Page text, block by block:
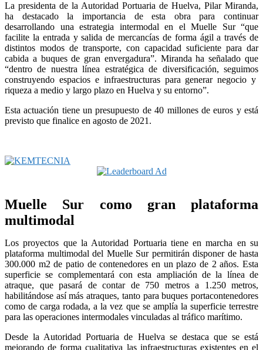
La presidenta de la Autoridad Portuaria de Huelva, Pilar Miranda,
ha destacado la importancia de esta obra para continuar
desarrollando una estrategia intermodal en el Muelle Sur “que
facilite la entrada y salida de mercancías de forma ágil a través de
distintos modos de transporte, con capacidad suficiente para dar
cabida a buques de gran envergadura”. Miranda ha señalado que
“dentro de nuestra línea estratégica de diversificación, seguimos
construyendo espacios e infraestructuras para generar negocio y
riqueza a medio y largo plazo en Huelva y su entorno”.
Esta actuación tiene un presupuesto de 40 millones de euros y está
previsto que finalice en agosto de 2021.
Muelle Sur como gran plataforma
multimodal
Los proyectos que la Autoridad Portuaria tiene en marcha en su
plataforma multimodal del Muelle Sur permitirán disponer de hasta
300.000 m2 de patio de contenedores en un plazo de 2 años. Esta
superficie se complementará con esta ampliación de la línea de
atraque, que pasará de contar de 750 metros a 1.250 metros,
habilitándose asímás atraques, tanto para buques portacontenedores
como de carga rodada, a la vez que se amplía la superficie terrestre
para las operaciones intermodales vinculadas al tráfico marítimo.
Desde la Autoridad Portuaria de Huelva se destaca que se está
mejorando de forma cualitativa las infraestructuras existentes en el